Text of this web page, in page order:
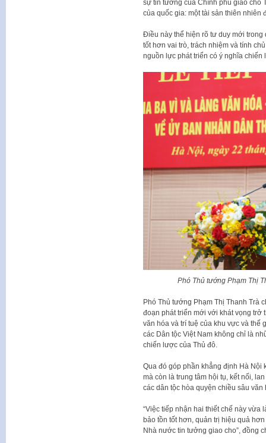
sự tin tưởng của Chính phủ giao cho
của quốc gia: một tài sản thiên nhiên
Điều này thể hiện rõ tư duy mới trong
tốt hơn vai trò, trách nhiệm và tính
nguồn lực phát triển có ý nghĩa
Phó Thủ tướng Phạm Thị
Phó Thủ tướng Phạm Thị Thanh Trà
đoạn phát triển mới với khát vọng trở
văn hóa và trí tuệ của khu vực và thế
các Dân tộc Việt Nam không chỉ là
chiến lược của Thủ đô.
Qua đó góp phần khẳng định Hà Nội
mà còn là trung tâm hội tụ, kết nối,
các dân tộc hòa quyện chiều sâu
“Việc tiếp nhận hai thiết chế này
bảo tồn tốt hơn, quản trị hiệu quả
Nhà nước tin tưởng giao cho”, đồng